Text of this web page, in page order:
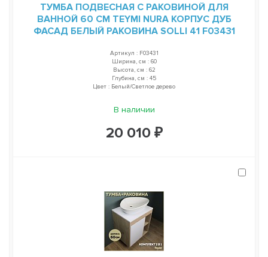
ТУМБА ПОДВЕСНАЯ С РАКОВИНОЙ ДЛЯ
ВАННОЙ 60 СМ TEYMI NURA КОРПУС ДУБ
ФАСАД БЕЛЫЙ РАКОВИНА SOLLI 41 F03431
Артикул : F03431
Ширина, см : 60
Высота, см : 62
Глубина, см : 45
Цвет : Белый/Светлое дерево
В наличии
20 010 ₽